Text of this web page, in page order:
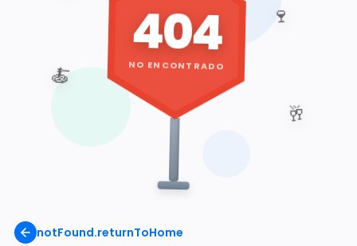
notFound.returnToHome
🍷
🥂
🍝
404
NO ENCONTRADO